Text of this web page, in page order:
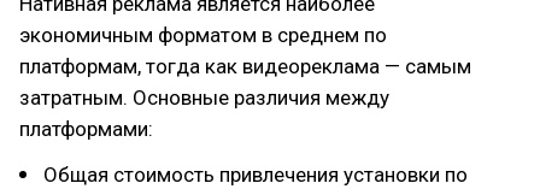
экономичным форматом в среднем по
платформам, тогда как видеореклама — самым
затратным. Основные различия между
платформами:
Общая стоимость привлечения установки по